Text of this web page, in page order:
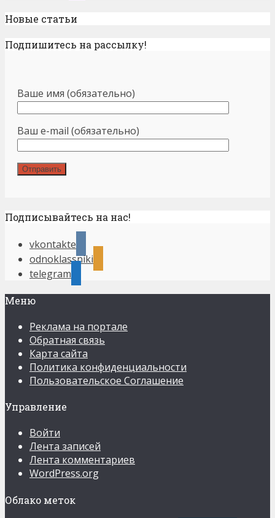
Новые статьи
Подпишитесь на рассылку!
Ваше имя (обязательно)
Ваш e-mail (обязательно)
Подписывайтесь на нас!
vkontakte
odnoklassniki
telegram
Меню
Реклама на портале
Обратная связь
Карта сайта
Политика конфиденциальности
Пользовательское Соглашение
Управление
Войти
Лента записей
Лента комментариев
WordPress.org
Облако меток